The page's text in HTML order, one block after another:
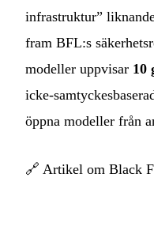
infrastruktur”
fram BFL:s
modeller uppvisar 10
icke-
öppna modeller från
🔗 Artikel om Black